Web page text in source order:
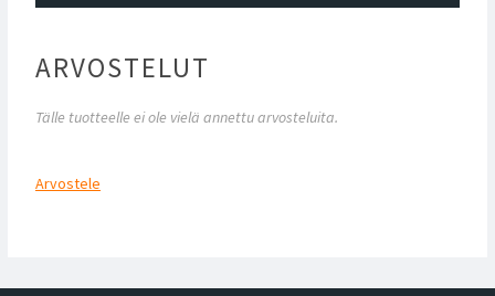
ARVOSTELUT
Tälle tuotteelle ei ole vielä annettu arvosteluita.
Arvostele